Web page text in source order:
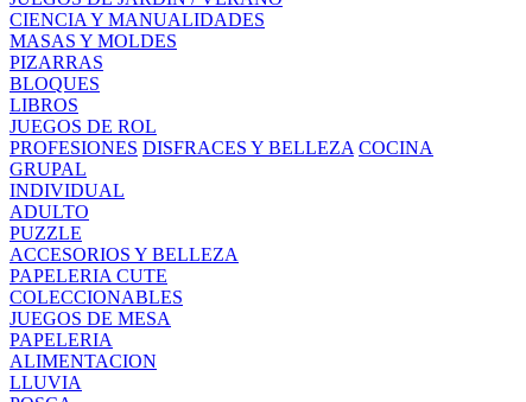
CIENCIA Y MANUALIDADES
MASAS Y MOLDES
PIZARRAS
BLOQUES
LIBROS
JUEGOS DE ROL
PROFESIONES DISFRACES Y BELLEZA COCINA
GRUPAL
INDIVIDUAL
ADULTO
PUZZLE
ACCESORIOS Y BELLEZA
PAPELERIA CUTE
COLECCIONABLES
JUEGOS DE MESA
PAPELERIA
ALIMENTACION
LLUVIA